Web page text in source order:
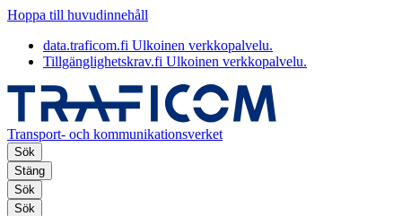
Hoppa till huvudinnehåll
data.traficom.fi Ulkoinen verkkopalvelu.
Tillgänglighetskrav.fi Ulkoinen verkkopalvelu.
Transport- och kommunikationsverket
Sök
Stäng
Sök
Sök